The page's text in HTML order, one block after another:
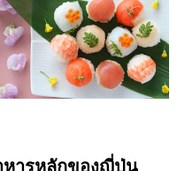
หารหลักของญี่ปุ่น